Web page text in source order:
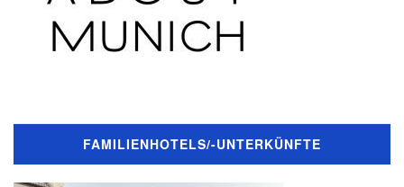
FAMILIENHOTELS/-UNTERKÜNFTE